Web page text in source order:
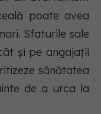
poate avea
Sfaturile sale
și pe angajații
sănătatea
de a urca la